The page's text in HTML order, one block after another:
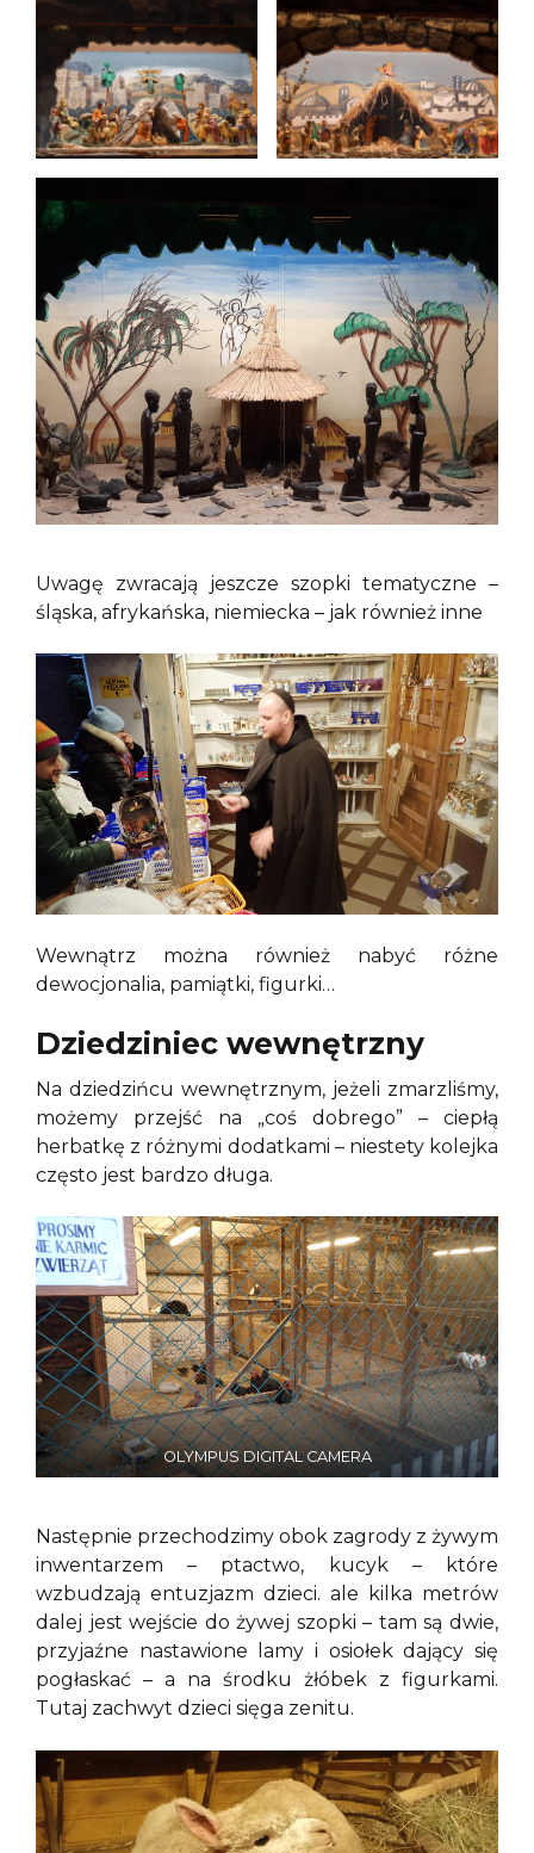
Uwagę zwracają jeszcze szopki tematyczne –
śląska, afrykańska, niemiecka – jak również inne
Wewnątrz można również nabyć różne
dewocjonalia, pamiątki, figurki…
Dziedziniec wewnętrzny
Na dziedzińcu wewnętrznym, jeżeli zmarzliśmy,
możemy przejść na „coś dobrego” – ciepłą
herbatkę z różnymi dodatkami – niestety kolejka
często jest bardzo długa.
OLYMPUS DIGITAL CAMERA
Następnie przechodzimy obok zagrody z żywym
inwentarzem – ptactwo, kucyk – które
wzbudzają entuzjazm dzieci. ale kilka metrów
dalej jest wejście do żywej szopki – tam są dwie,
przyjaźne nastawione lamy i osiołek dający się
pogłaskać – a na środku żłóbek z figurkami.
Tutaj zachwyt dzieci sięga zenitu.